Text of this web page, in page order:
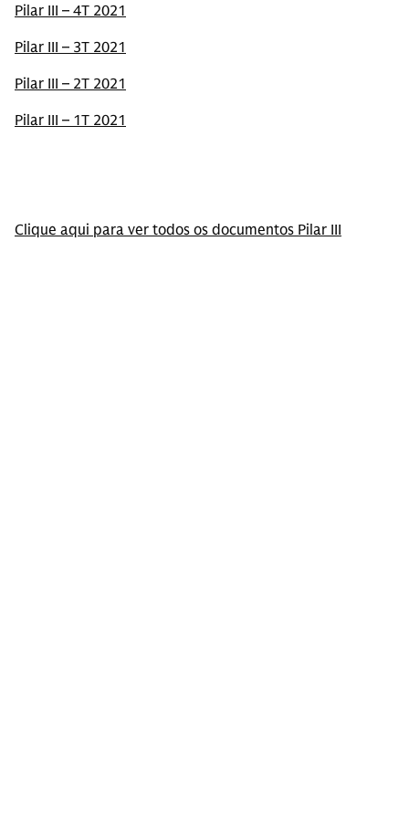
Pilar III – 4T 2021
Pilar III – 3T 2021
Pilar III – 2T 2021
Pilar III – 1T 2021
Clique aqui para ver todos os documentos Pilar III